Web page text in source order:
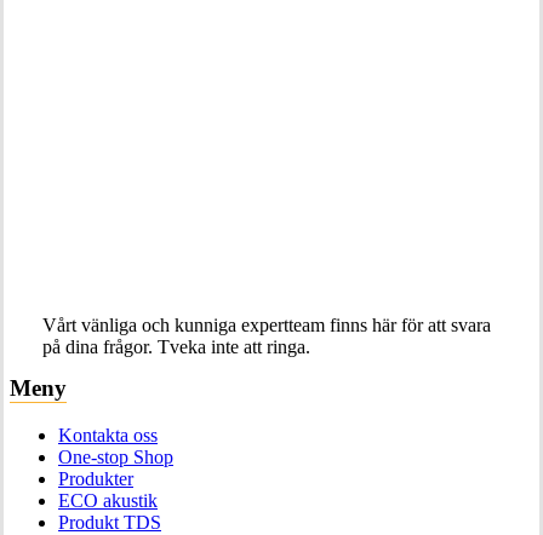
Vårt vänliga och kunniga expertteam finns här för att svara
på dina frågor. Tveka inte att ringa.
Meny
Kontakta oss
One-stop Shop
Produkter
ECO akustik
Produkt TDS